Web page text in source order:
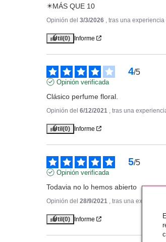
✴️MÁS QUE 10
Opinión del 3/3/2026 , tras una experiencia
Útil (0) Informe
4/5
Opinión verificada
Clásico perfume floral.
Opinión del 6/12/2021 , tras una
Útil (0) Informe
5/5
Opinión verificada
Todavia no lo hemos abierto
Opinión del 28/9/2021 , tras una
Útil (0) Informe